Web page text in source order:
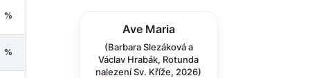
%
%
Ave Maria
(Barbara Slezáková a
Václav Hrabák, Rotunda
nalezení Sv. Kříže, 2026)